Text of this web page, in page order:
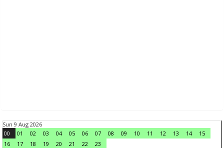
Sun 9 Aug 2026
00
01 02 03 04 05 06 07 08 09 10 11 12 13 14
15
16
17 18 19 20 21 22
23